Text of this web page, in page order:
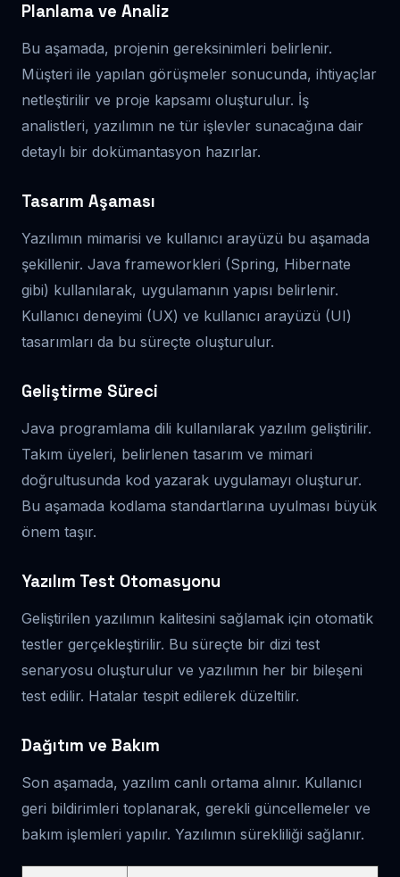
Planlama ve Analiz
Bu aşamada, projenin gereksinimleri belirlenir.
Müşteri ile yapılan görüşmeler sonucunda, ihtiyaçlar
netleştirilir ve proje kapsamı oluşturulur. İş
analistleri, yazılımın ne tür işlevler sunacağına dair
detaylı bir dokümantasyon hazırlar.
Tasarım Aşaması
Yazılımın mimarisi ve kullanıcı arayüzü bu aşamada
şekillenir. Java frameworkleri (Spring, Hibernate
gibi) kullanılarak, uygulamanın yapısı belirlenir.
Kullanıcı deneyimi (UX) ve kullanıcı arayüzü (UI)
tasarımları da bu süreçte oluşturulur.
Geliştirme Süreci
Java programlama dili kullanılarak yazılım geliştirilir.
Takım üyeleri, belirlenen tasarım ve mimari
doğrultusunda kod yazarak uygulamayı oluşturur.
Bu aşamada kodlama standartlarına uyulması büyük
önem taşır.
Yazılım Test Otomasyonu
Geliştirilen yazılımın kalitesini sağlamak için otomatik
testler gerçekleştirilir. Bu süreçte bir dizi test
senaryosu oluşturulur ve yazılımın her bir bileşeni
test edilir. Hatalar tespit edilerek düzeltilir.
Dağıtım ve Bakım
Son aşamada, yazılım canlı ortama alınır. Kullanıcı
geri bildirimleri toplanarak, gerekli güncellemeler ve
bakım işlemleri yapılır. Yazılımın sürekliliği sağlanır.